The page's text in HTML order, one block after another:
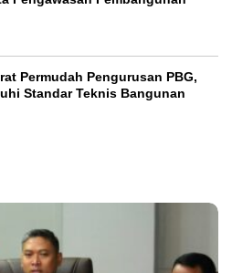
Permudah Pengurusan PBG,
Standar Teknis Bangunan